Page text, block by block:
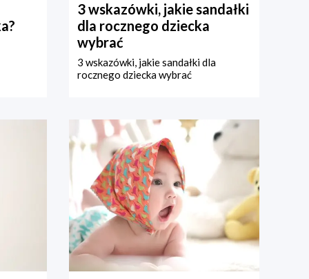
3 wskazówki, jakie sandałki
dla rocznego dziecka
wybrać
3 wskazówki, jakie sandałki dla
rocznego dziecka wybrać